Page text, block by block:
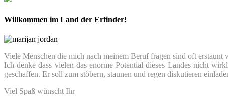
Willkommen im Land der Erfinder!
Viele Menschen die mich nach meinem Beruf fragen sind oft erstaunt
Ich denke dass vielen das enorme Potential dieses Landes nicht
geschaffen. Er soll zum stöbern, staunen und regen diskutieren
Viel Spaß wünscht Ihr